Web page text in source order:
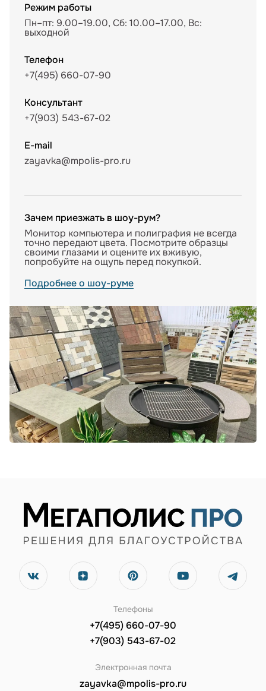
Режим работы
Пн–пт: 9.00–19.00, Сб: 10.00–17.00, Вс:
выходной
Телефон
+7(495) 660-07-90
Консультант
+7(903) 543-67-02
E-mail
zayavka@mpolis-pro.ru
Зачем приезжать в шоу-рум?
Монитор компьютера и полиграфия не всегда
точно передают цвета. Посмотрите образцы
своими глазами и оцените их вживую,
попробуйте на ощупь перед покупкой.
Подробнее о шоу-руме
Телефоны
+7(495) 660-07-90
+7(903) 543-67-02
Электронная почта
zayavka@mpolis-pro.ru